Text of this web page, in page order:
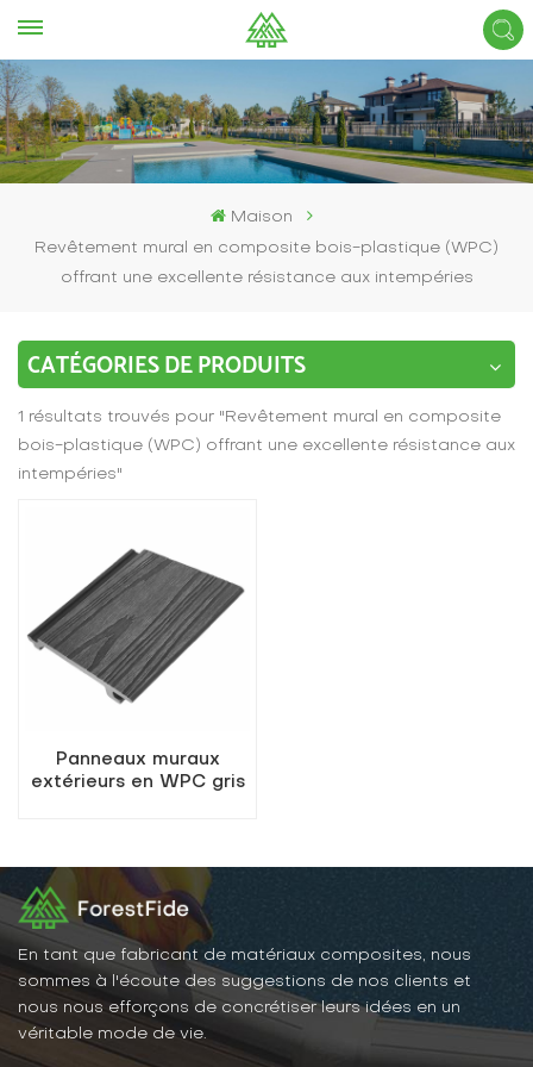
Maison
Revêtement mural en composite bois-plastique (WPC)
offrant une excellente résistance aux intempéries
CATÉGORIES DE PRODUITS
1 résultats trouvés pour "Revêtement mural en composite
bois-plastique (WPC) offrant une excellente résistance aux
intempéries"
Panneaux muraux
extérieurs en WPC gris
En tant que fabricant de matériaux composites, nous
sommes à l'écoute des suggestions de nos clients et
nous nous efforçons de concrétiser leurs idées en un
véritable mode de vie.